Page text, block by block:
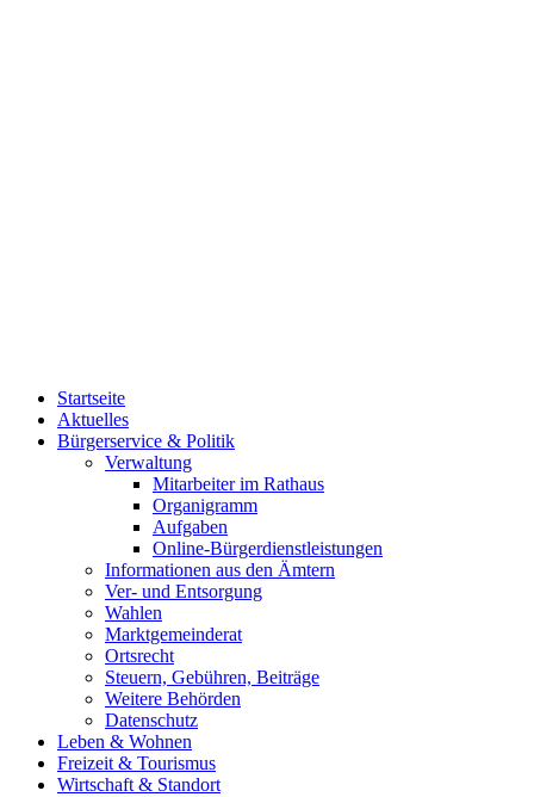
Startseite
Aktuelles
Bürgerservice & Politik
Verwaltung
Mitarbeiter im Rathaus
Organigramm
Aufgaben
Online-Bürgerdienstleistungen
Informationen aus den Ämtern
Ver- und Entsorgung
Wahlen
Marktgemeinderat
Ortsrecht
Steuern, Gebühren, Beiträge
Weitere Behörden
Datenschutz
Leben & Wohnen
Freizeit & Tourismus
Wirtschaft & Standort